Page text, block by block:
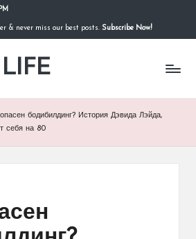
& never miss our best posts. Subscribe Now!
бодибилдинг? История Дэвида Лэйда,
себя на 80